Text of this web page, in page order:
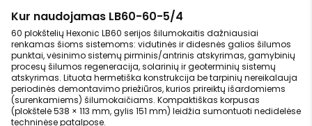
Kur naudojamas LB60-60-5/4
60 plokštelių Hexonic LB60 serijos šilumokaitis dažniausiai
renkamas šioms sistemoms: vidutinės ir didesnės galios šilumos
punktai, vėsinimo sistemų pirminis/antrinis atskyrimas, gamybinių
procesų šilumos regeneracija, solarinių ir geoterminių sistemų
atskyrimas. Lituota hermetiška konstrukcija be tarpinių nereikalauja
periodinės demontavimo priežiūros, kurios prireiktų išardomiems
(surenkamiems) šilumokaičiams. Kompaktiškas korpusas
(plokštelė 538 × 113 mm, gylis 151 mm) leidžia sumontuoti nedidelėse
techninėse patalpose.